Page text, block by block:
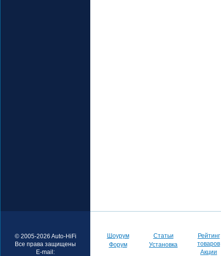
© 2005-2026 Auto-HiFi
Все права защищены
E-mail:
Шоурум
Форум
Статьи
Установка
Рейтинг
товаров
Акции